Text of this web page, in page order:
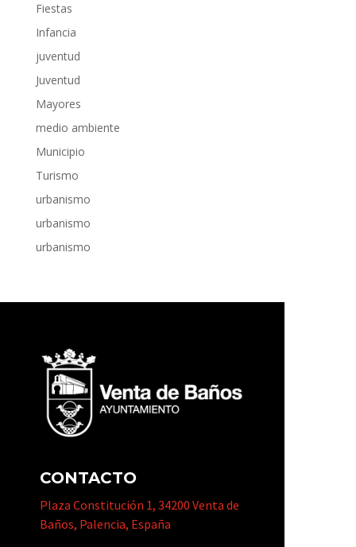
Fiestas
Infancia
juventud
Juventud
Mayores
medio ambiente
Municipio
Turismo
urbanismo
urbanismo
urbanismo
CONTACTO
Plaza Constitución 1, 34200 Venta de
Baños, Palencia, España